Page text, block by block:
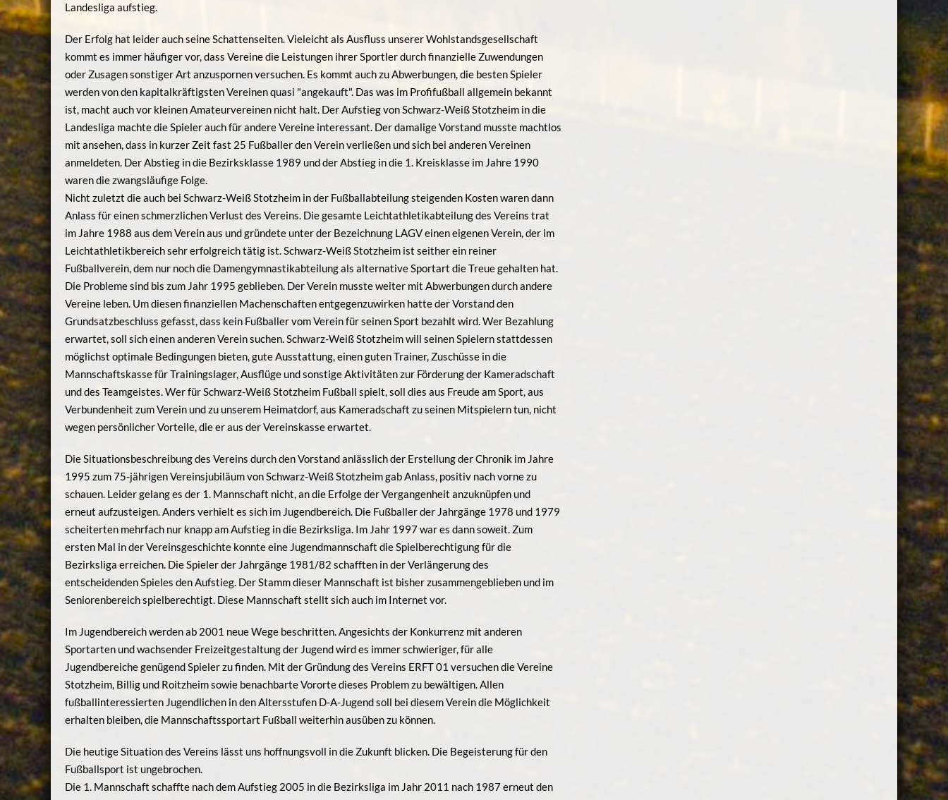
Landesliga aufstieg.
Der Erfolg hat leider auch seine Schattenseiten. Vieleicht als Ausfluss unserer Wohlstandsgesellschaft
kommt es immer häufiger vor, dass Vereine die Leistungen ihrer Sportler durch finanzielle Zuwendungen
oder Zusagen sonstiger Art anzuspornen versuchen. Es kommt auch zu Abwerbungen, die besten Spieler
werden von den kapitalkräftigsten Vereinen quasi "angekauft". Das was im Profifußball allgemein bekannt
ist, macht auch vor kleinen Amateurvereinen nicht halt. Der Aufstieg von Schwarz-Weiß Stotzheim in die
Landesliga machte die Spieler auch für andere Vereine interessant. Der damalige Vorstand musste machtlos
mit ansehen, dass in kurzer Zeit fast 25 Fußballer den Verein verließen und sich bei anderen Vereinen
anmeldeten. Der Abstieg in die Bezirksklasse 1989 und der Abstieg in die 1. Kreisklasse im Jahre 1990
waren die zwangsläufige Folge.
Nicht zuletzt die auch bei Schwarz-Weiß Stotzheim in der Fußballabteilung steigenden Kosten waren dann
Anlass für einen schmerzlichen Verlust des Vereins. Die gesamte Leichtathletikabteilung des Vereins trat
im Jahre 1988 aus dem Verein aus und gründete unter der Bezeichnung LAGV einen eigenen Verein, der im
Leichtathletikbereich sehr erfolgreich tätig ist. Schwarz-Weiß Stotzheim ist seither ein reiner
Fußballverein, dem nur noch die Damengymnastikabteilung als alternative Sportart die Treue gehalten hat.
Die Probleme sind bis zum Jahr 1995 geblieben. Der Verein musste weiter mit Abwerbungen durch andere
Vereine leben. Um diesen finanziellen Machenschaften entgegenzuwirken hatte der Vorstand den
Grundsatzbeschluss gefasst, dass kein Fußballer vom Verein für seinen Sport bezahlt wird. Wer Bezahlung
erwartet, soll sich einen anderen Verein suchen. Schwarz-Weiß Stotzheim will seinen Spielern stattdessen
möglichst optimale Bedingungen bieten, gute Ausstattung, einen guten Trainer, Zuschüsse in die
Mannschaftskasse für Trainingslager, Ausflüge und sonstige Aktivitäten zur Förderung der Kameradschaft
und des Teamgeistes. Wer für Schwarz-Weiß Stotzheim Fußball spielt, soll dies aus Freude am Sport, aus
Verbundenheit zum Verein und zu unserem Heimatdorf, aus Kameradschaft zu seinen Mitspielern tun, nicht
wegen persönlicher Vorteile, die er aus der Vereinskasse erwartet.
Die Situationsbeschreibung des Vereins durch den Vorstand anlässlich der Erstellung der Chronik im Jahre
1995 zum 75-jährigen Vereinsjubiläum von Schwarz-Weiß Stotzheim gab Anlass, positiv nach vorne zu
schauen. Leider gelang es der 1. Mannschaft nicht, an die Erfolge der Vergangenheit anzuknüpfen und
erneut aufzusteigen. Anders verhielt es sich im Jugendbereich. Die Fußballer der Jahrgänge 1978 und 1979
scheiterten mehrfach nur knapp am Aufstieg in die Bezirksliga. Im Jahr 1997 war es dann soweit. Zum
ersten Mal in der Vereinsgeschichte konnte eine Jugendmannschaft die Spielberechtigung für die
Bezirksliga erreichen. Die Spieler der Jahrgänge 1981/82 schafften in der Verlängerung des
entscheidenden Spieles den Aufstieg. Der Stamm dieser Mannschaft ist bisher zusammengeblieben und im
Seniorenbereich spielberechtigt. Diese Mannschaft stellt sich auch im Internet vor.
Im Jugendbereich werden ab 2001 neue Wege beschritten. Angesichts der Konkurrenz mit anderen
Sportarten und wachsender Freizeitgestaltung der Jugend wird es immer schwieriger, für alle
Jugendbereiche genügend Spieler zu finden. Mit der Gründung des Vereins ERFT 01 versuchen die Vereine
Stotzheim, Billig und Roitzheim sowie benachbarte Vororte dieses Problem zu bewältigen. Allen
fußballinteressierten Jugendlichen in den Altersstufen D-A-Jugend soll bei diesem Verein die Möglichkeit
erhalten bleiben, die Mannschaftssportart Fußball weiterhin ausüben zu können.
Die heutige Situation des Vereins lässt uns hoffnungsvoll in die Zukunft blicken. Die Begeisterung für den
Fußballsport ist ungebrochen.
Die 1. Mannschaft schaffte nach dem Aufstieg 2005 in die Bezirksliga im Jahr 2011 nach 1987 erneut den